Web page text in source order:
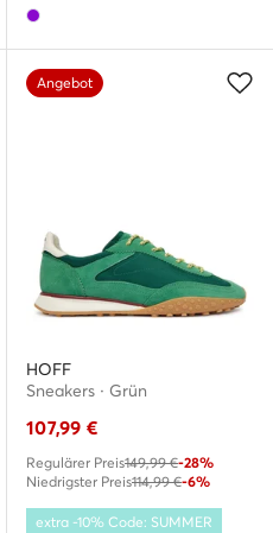
Angebot
HOFF
Sneakers · Grün
107,99 €
Regulärer Preis149,99 €-28%
Niedrigster Preis114,99 €-6%
extra -10% Code: SUMMER